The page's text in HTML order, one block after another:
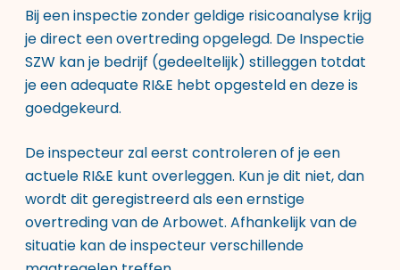
Bij een inspectie zonder geldige risicoanalyse krijg
je direct een overtreding opgelegd. De Inspectie
SZW kan je bedrijf (gedeeltelijk) stilleggen totdat
je een adequate RI&E hebt opgesteld en deze is
goedgekeurd.
De inspecteur zal eerst controleren of je een
actuele RI&E kunt overleggen. Kun je dit niet, dan
wordt dit geregistreerd als een ernstige
overtreding van de Arbowet. Afhankelijk van de
situatie kan de inspecteur verschillende